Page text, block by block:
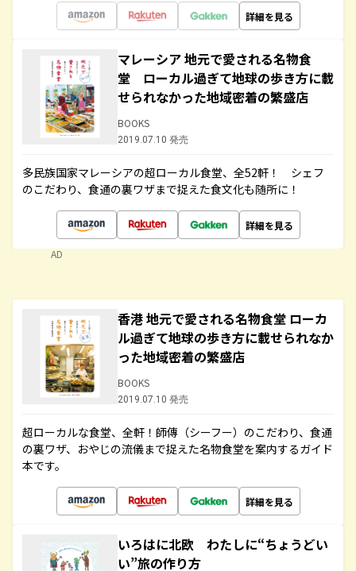
詳細を見る
マレーシア 地元で愛される名物食
堂 ローカル過ぎて地球の歩き方に載
せられなかった地域密着の繁盛店
BOOKS
2019.07.10 発売
多民族国家マレーシアの超ローカル食堂、全52軒！ シェフ
のこだわり、食通の裏ワザまで捉えた食文化も随所に！
詳細を見る
AD
香港 地元で愛される名物食堂 ローカ
ル過ぎて地球の歩き方に載せられなか
った地域密着の繁盛店
BOOKS
2019.07.10 発売
超ローカルな食堂、全軒！師傳（シーフー）のこだわり、食通
の裏ワザ、おやじの流儀まで捉えた名物食堂を案内するガイド
本です。
詳細を見る
いろはに北欧 わたしに“ちょうどい
い”旅の作り方